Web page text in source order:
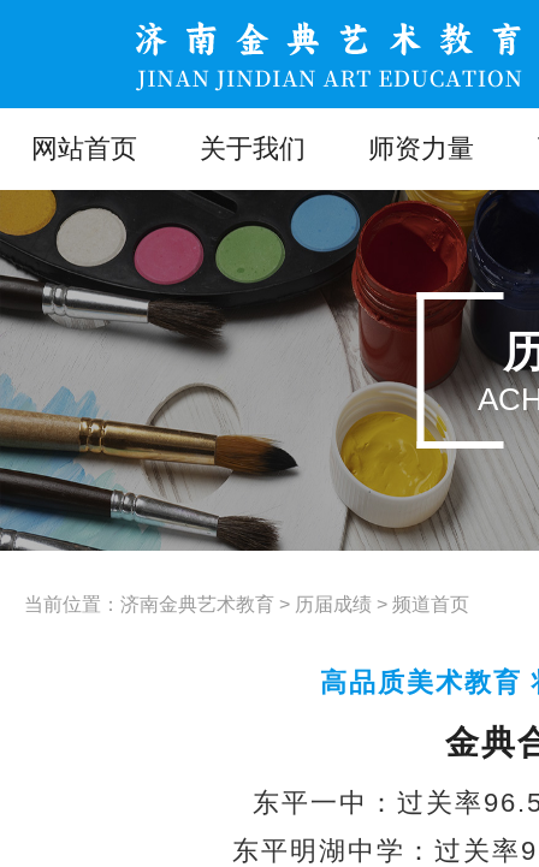
网站首页 关于我们 师资力量
当前位置： 济南金典艺术教育> 历届成绩 > 频道首页
高品质美术教育
金典
东平一中：过关率
东平明湖中学：过关率